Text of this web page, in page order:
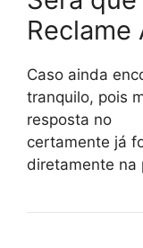
Reclame
Caso ainda
tranquilo, pois
resposta no
certamente já
diretamente na